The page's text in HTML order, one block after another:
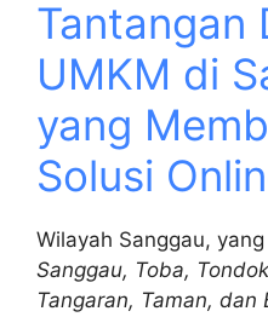
Tantangan
UMKM di
yang
Solusi
Wilayah Sanggau,
Sanggau, Toba,
Tangaran, Taman, dan